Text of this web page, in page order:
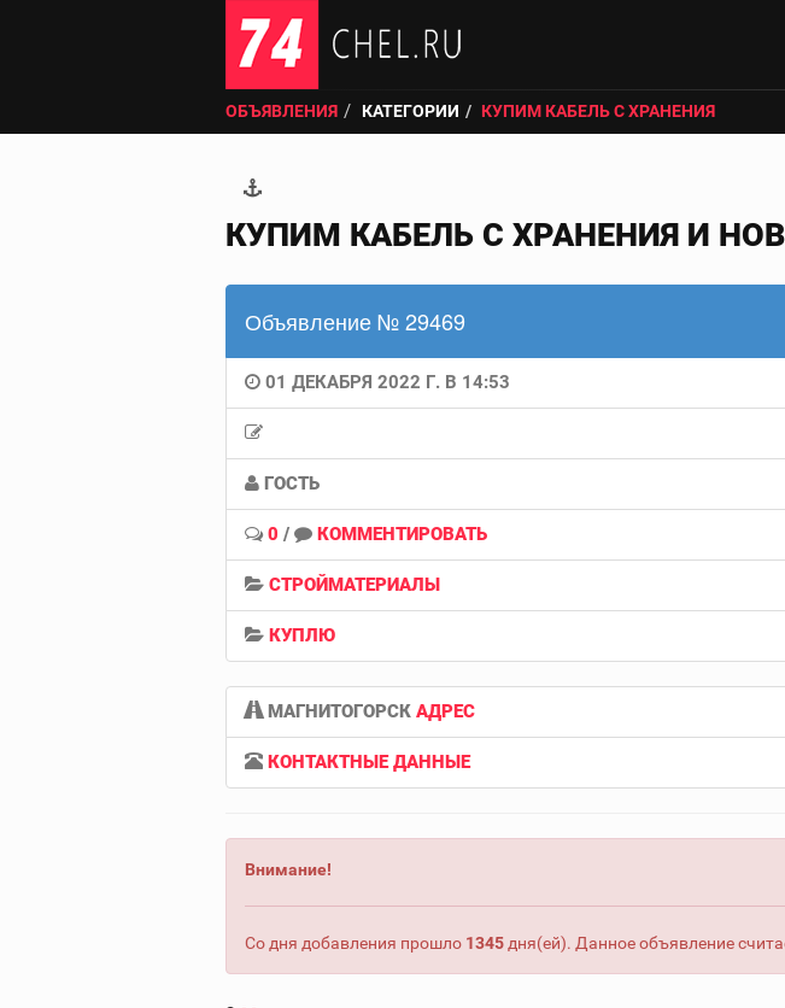
ОБЪЯВЛЕНИЯ КАТЕГОРИИ КУПИМ КАБЕЛЬ С ХРАНЕНИЯ
КУПИМ КАБЕЛЬ С ХРАНЕНИЯ И
Объявление № 29469
01 ДЕКАБРЯ 2022 Г. В 14:53
ГОСТЬ
0 / КОММЕНТИРОВАТЬ
СТРОЙМАТЕРИАЛЫ
КУПЛЮ
МАГНИТОГОРСК АДРЕС
КОНТАКТНЫЕ ДАННЫЕ
Внимание!
Со дня добавления прошло 1345 дня(ей). Данное объявление